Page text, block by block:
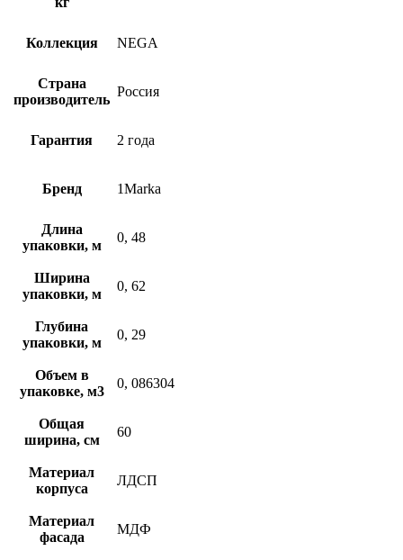
Коллекция NEGA
Страна
производитель
Россия
Гарантия 2 года
Бренд 1Marka
Длина
упаковки, м
0, 48
Ширина
упаковки, м
0, 62
Глубина
упаковки, м
0, 29
Объем в
упаковке, м3
0, 086304
Общая
ширина, см
60
Материал
корпуса
ЛДСП
Материал
фасада
МДФ